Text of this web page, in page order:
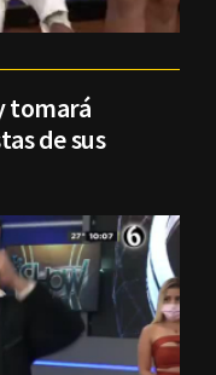
tomará
de sus